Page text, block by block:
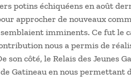
potins échiquéens en août
approcher de nouveaux
imminents. Ce fut le
nous a permis de
son côté, le Relais des Jeunes
de Gatineau en nous permettant